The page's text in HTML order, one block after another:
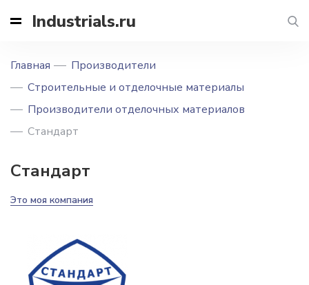
Industrials.ru
Главная
Производители
Строительные и отделочные материалы
Производители отделочных материалов
Стандарт
Стандарт
Это моя компания